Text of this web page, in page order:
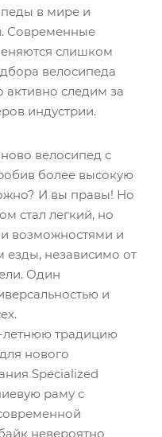
в мире и
Современные
слишком
велосипеда
следим за
индустрии.
велосипед с
более высокую
И вы правы! Но
стал легкий, но
возможностями и
езды, независимо от
Один
и
летнюю традицию
нового
Specialized
раму с
невероятно